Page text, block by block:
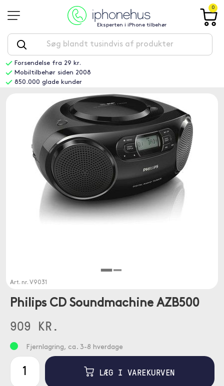
Eksperten i iPhone tilbehør
0
Forsendelse fra 29 kr.
Mobiltilbehør siden 2008
850.000 glade kunder
Art. nr. V9031
Philips CD Soundmachine AZB500
909 KR.
Fjernlagring, ca. 3-8 hverdage
LÆG I VAREKURVEN